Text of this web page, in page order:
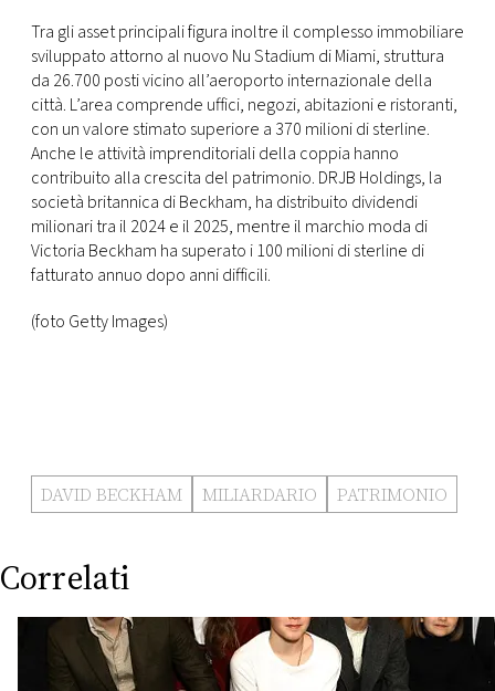
Tra gli asset principali figura inoltre il complesso immobiliare
sviluppato attorno al nuovo Nu Stadium di Miami, struttura
da 26.700 posti vicino all’aeroporto internazionale della
città. L’area comprende uffici, negozi, abitazioni e ristoranti,
con un valore stimato superiore a 370 milioni di sterline.
Anche le attività imprenditoriali della coppia hanno
contribuito alla crescita del patrimonio. DRJB Holdings, la
società britannica di Beckham, ha distribuito dividendi
milionari tra il 2024 e il 2025, mentre il marchio moda di
Victoria Beckham ha superato i 100 milioni di sterline di
fatturato annuo dopo anni difficili.
(foto Getty Images)
DAVID BECKHAM MILIARDARIO PATRIMONIO
Correlati